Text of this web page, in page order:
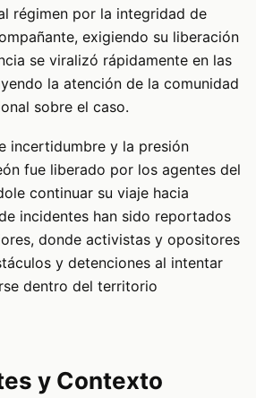
régimen por la integridad de
exigiendo su liberación
se viralizó rápidamente en las
la atención de la comunidad
sobre el caso.
incertidumbre y la presión
fue liberado por los agentes del
continuar su viaje hacia
incidentes han sido reportados
donde activistas y opositores
y detenciones al intentar
dentro del territorio
y Contexto